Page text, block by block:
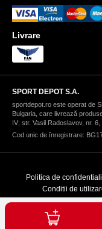
Livrare
SPORT DEPOT S.A.
sportdepot.ro este operat de
Bulgaria, care livrează
IV; str. Vasil Radoslavov, nr.
Cod unic de înregistrare:
Politica de
Conditii de
Copyright
Web